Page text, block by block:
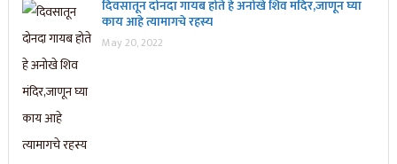
दिवसातून दोनदा गायब होते हे अनोखे शिव मंदिर,जाणून घ्या
काय आहे त्यामागचे रहस्य
May 20, 2022